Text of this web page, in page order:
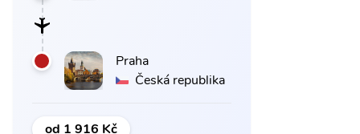
Praha
Česká republika
od 1 916 Kč